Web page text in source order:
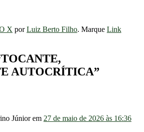
X porLuiz Berto Filho. Marque Link
TOCANTE,
AUTOCRÍTICA”
Júniorem 27 de maio de 2026 às 16:36